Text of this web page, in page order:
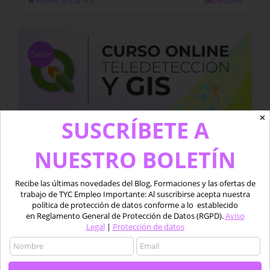
Sale!
✕
SUSCRÍBETE A
NUESTRO BOLETÍN
Recibe las últimas novedades del Blog, Formaciones y las ofertas de
trabajo de TYC Empleo Importante: Al suscribirse acepta nuestra
política de protección de datos conforme a lo establecido
en Reglamento General de Protección de Datos (RGPD).Aviso
Legal| Protección de datos